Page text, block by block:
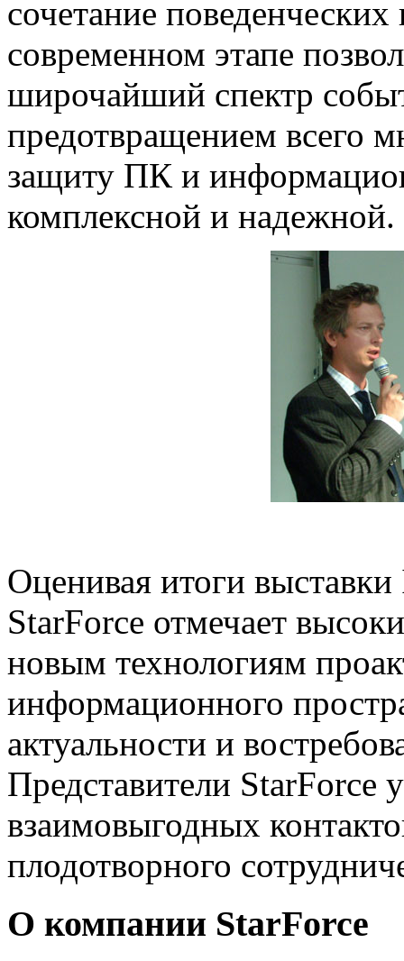
сочетание
современном этапе
широчайший спектр
предотвращением всего
защиту ПК и
комплексной и надежной.
Оценивая итоги
StarForce отмечает
новым технологиям
информационного
актуальности и
Представители StarForce
взаимовыгодных
плодотворного
О компании StarForce